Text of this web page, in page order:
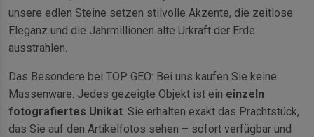
unsere edlen Steine setzen stilvolle Akzente, die zeitlose
Eleganz und die Jahrmillionen alte Urkraft der Erde
ausstrahlen.
Das Besondere bei TOP GEO: Bei uns kaufen Sie keine
Massenware. Jedes gezeigte Objekt ist ein einzeln
fotografiertes Unikat. Sie erhalten exakt das Prachtstück,
das Sie auf den Artikelfotos sehen – sofort verfügbar und